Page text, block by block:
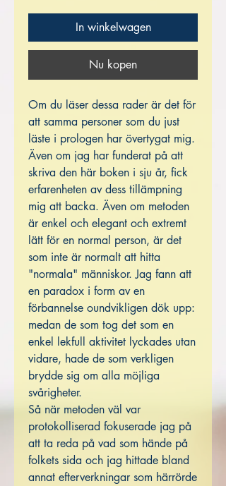
In winkelwagen
Nu kopen
Om du läser dessa rader är det för
att samma personer som du just
läste i prologen har övertygat mig.
Även om jag har funderat på att
skriva den här boken i sju år, fick
erfarenheten av dess tillämpning
mig att backa. Även om metoden
är enkel och elegant och extremt
lätt för en normal person, är det
som inte är normalt att hitta
"normala" människor. Jag fann att
en paradox i form av en
förbannelse oundvikligen dök upp:
medan de som tog det som en
enkel lekfull aktivitet lyckades utan
vidare, hade de som verkligen
brydde sig om alla möjliga
svårigheter.
Så när metoden väl var
protokolliserad fokuserade jag på
att ta reda på vad som hände på
folkets sida och jag hittade bland
annat efterverkningar som härrörde